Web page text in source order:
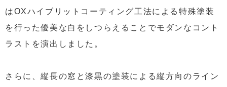
はOXハイブリットコーティング工法による特殊塗装
を行った優美な白をしつらえることでモダンなコント
ラストを演出しました。
さらに、縦長の窓と漆黒の塗装による縦方向のライン